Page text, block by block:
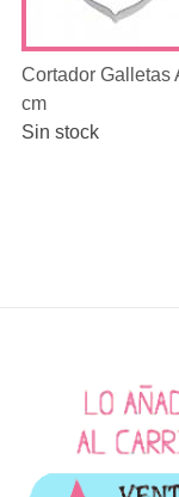
Cortador Galletas
cm
Sin stock